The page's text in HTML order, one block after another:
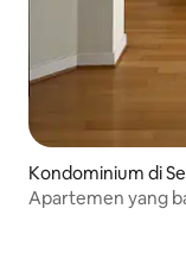
Kondominium di
Apartemen yang